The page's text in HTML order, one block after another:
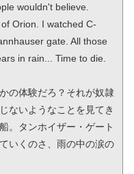
wouldn't believe.
Orion. I watched C-
gate. All those
in rain... Time to die.
の体験だろ？それが奴隷
ないようなことを見てき
。タンホイザー・ゲート
いくのさ、雨の中の涙の